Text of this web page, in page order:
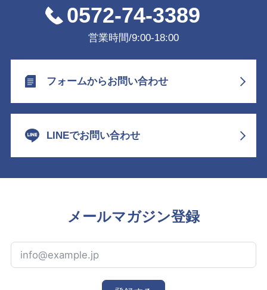
0572-74-3389
営業時間/9:00-18:00
フォームからお問い合わせ
LINEでお問い合わせ
メールマガジン登録